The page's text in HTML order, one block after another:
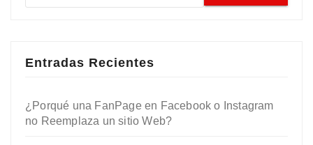
Entradas Recientes
¿Porqué una FanPage en Facebook o Instagram
no Reemplaza un sitio Web?